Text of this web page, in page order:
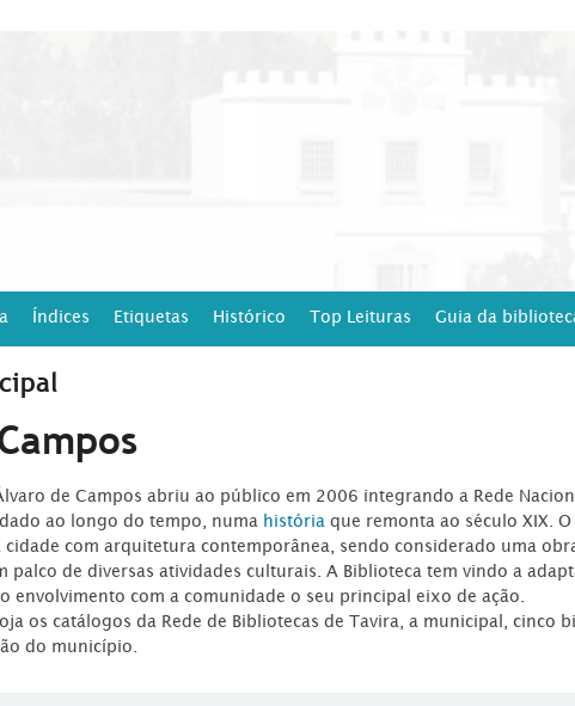
Índices Etiquetas Histórico Top Leituras Guia da
de Campos abriu ao público em 2006 integrando a Rede
ao longo do tempo, numa história que remonta ao século XIX.
com arquitetura contemporânea, sendo considerado uma
palco de diversas atividades culturais. A Biblioteca tem vindo a
envolvimento com a comunidade o seu principal eixo de ação.
os catálogos da Rede de Bibliotecas de Tavira, a municipal, cinco
do município.